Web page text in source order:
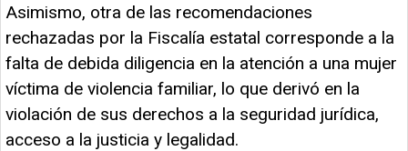
Asimismo, otra de las recomendaciones
rechazadas por la Fiscalía estatal corresponde a la
falta de debida diligencia en la atención a una mujer
víctima de violencia familiar, lo que derivó en la
violación de sus derechos a la seguridad jurídica,
acceso a la justicia y legalidad.